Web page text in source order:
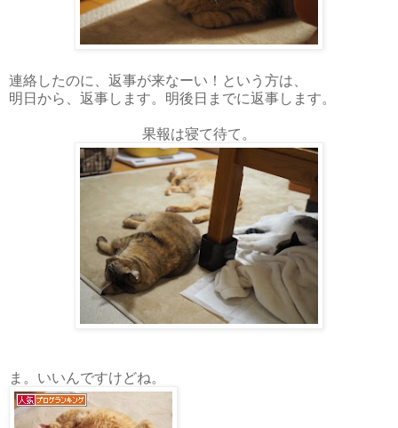
連絡したのに、返事が来なーい！という方は、
明日から、返事します。明後日までに返事します。
果報は寝て待て。
ま。いいんですけどね。